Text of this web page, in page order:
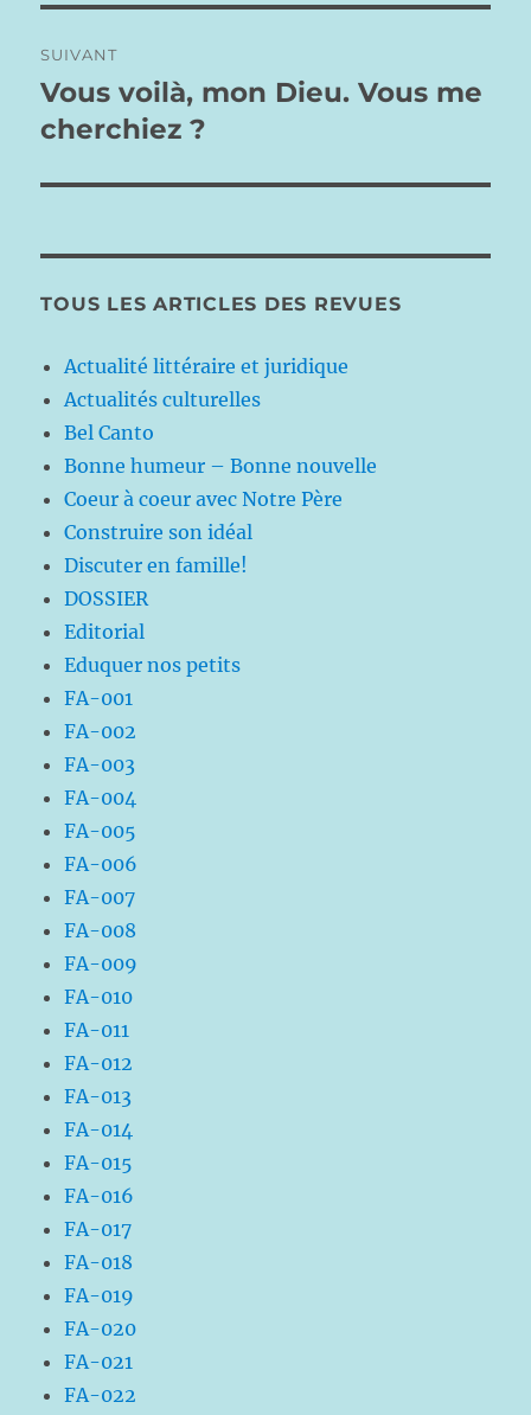
SUIVANT
Publication
suivante :
Vous voilà, mon Dieu. Vous me
cherchiez ?
TOUS LES ARTICLES DES REVUES
Actualité littéraire et juridique
Actualités culturelles
Bel Canto
Bonne humeur – Bonne nouvelle
Coeur à coeur avec Notre Père
Construire son idéal
Discuter en famille!
DOSSIER
Editorial
Eduquer nos petits
FA-001
FA-002
FA-003
FA-004
FA-005
FA-006
FA-007
FA-008
FA-009
FA-010
FA-011
FA-012
FA-013
FA-014
FA-015
FA-016
FA-017
FA-018
FA-019
FA-020
FA-021
FA-022